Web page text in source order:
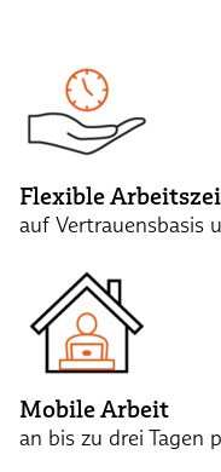
Flexible
auf Vertrauensbasis
Mobile Arbeit
an bis zu drei Tagen